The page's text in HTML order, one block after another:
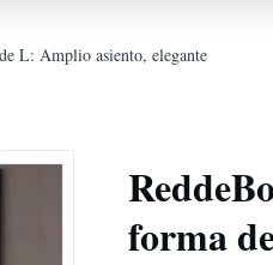
L: Amplio asiento, elegante
forma